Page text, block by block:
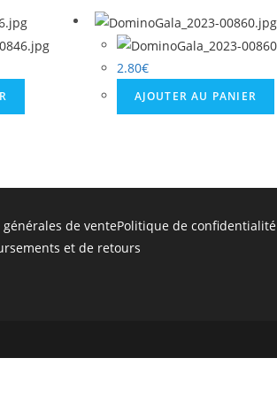
2.80€
AJOUTER AU PANIER
de ventePolitique de confidentialité
et de retours